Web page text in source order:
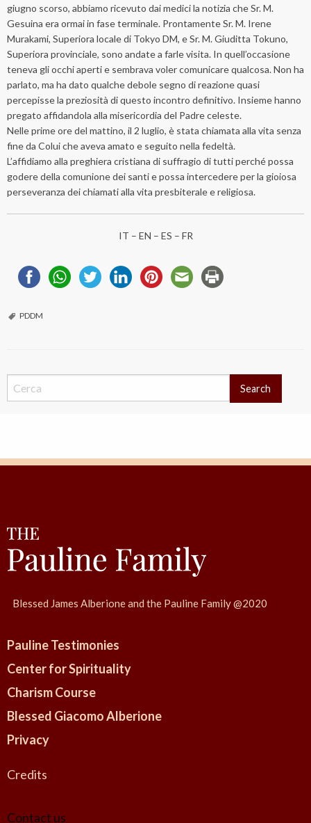
giugno scorso, abbiamo ricevuto dai medici la notizia che Sr. M.
Gesuina era ormai in fase terminale. Prontamente Sr. M. Irene
Murakami, Superiora locale di Tokyo DM, e Sr. M. Giuditta Tokuno,
Superiora provinciale, sono andate a farle visita. In quell’occasione
teneva gli occhi aperti e sembrava voler comunicare qualcosa. Non ha
parlato, ma ha dato qualche debole segno di reazione quasi
percepisse la preziosità di questo incontro definitivo. Insieme hanno
pregato affidandola alla misericordia del Padre celeste.
Nelle prime ore del mattino, il 2 luglio, è stata chiamata alla vita senza
fine da Colui che aveva amato e seguito nella fedeltà.
L’affidiamo alla preghiera cristiana di suffragio di tutti perché possa
godere della comunione dei santi e possa intercedere per la gioiosa
perseveranza dei chiamati alla vita presbiterale e religiosa.
IT – EN – ES – FR
PDDM
Search
Blessed James Alberione and the Pauline Family @2020
Pauline Testimonies
Center for Spirituality
Charism Course
Blessed Giacomo Alberione
Privacy
Credits
Contact us